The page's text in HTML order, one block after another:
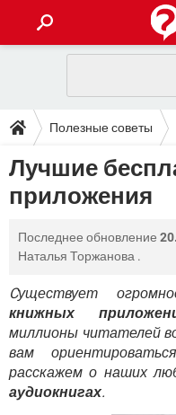
INSTAGRAM
ИГРЫ
ВКОНТАКТЕ
ПОЛЕЗНЫЕ СОВЕТЫ
TIKTOK
WHATSAPP
FACEBOOK
WINDOWS 10
YANDEX
ЗАГРУЗКИ
TIKTOK
FACEBOOK
WINDOWS 10
ВИДЕО
YANDEX
ФОРУМ
TIKTOK
FACEBOOK
WINDOWS 10
YANDEX
ЭНЦИКЛОПЕДИЯ
TIKTOK
WHATSAPP
FACEBOOK
WINDOWS 10
Полезные советы
Лучшие
приложения
Последнее обновление
Наталья Торжанова .
Cуществует
книжных
миллионы читателей
вам
расскажем о наших
аудиокнигах.